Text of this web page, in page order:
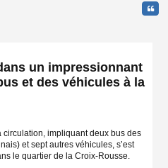
un impressionnant
et des véhicules à la
impliquant deux bus des
et sept autres véhicules, s’est
le quartier de la Croix-Rousse.